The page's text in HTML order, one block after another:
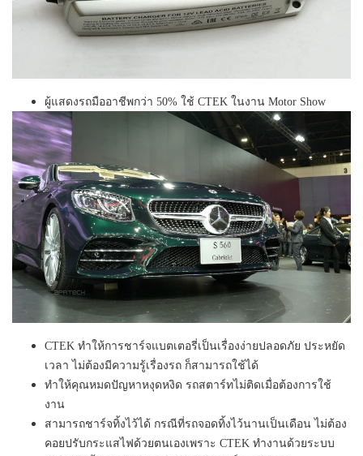
ผู้แสดงรถมืออาชีพกว่า 50% ใช้ CTEK ในงาน Motor Show
CTEK ทำให้การชาร์จแบตเตอรี่เป็นเรื่องง่ายปลอดภัย ประหยัด
เวลา ไม่ต้องมีความรู้เรื่องรถ ก็สามารถใช้ได้
ทำให้คุณหมดปัญหาหงุดหงิด รถสตาร์ทไม่ติดเมื่อต้องการใช้
งาน
สามารถชาร์จทิ้งไว้ได้ กรณีที่รถจอดทิ้งไว้นานเป็นเดือน ไม่ต้อง
คอยปรับกระแสไฟด้วยตนเองเพราะ CTEK ทำงานด้วยระบบ